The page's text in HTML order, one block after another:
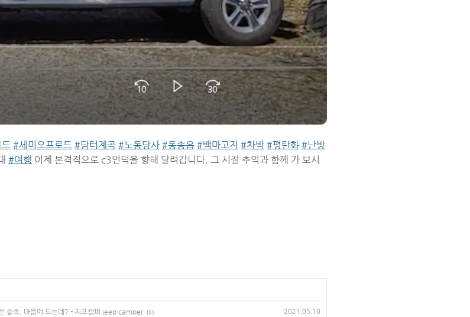
#세미오프로드 #담터계곡 #노동당사 #동송읍 #백마고지 #차박 #평탄화 #난방
#여행 이제 본격적으로 c3언덕을 향해 달려갑니다. 그 시절 추억과 함께 가 보시
숲속, 마음에 드는데? - 지프캠퍼 jeep camper (1) 2021.05.10